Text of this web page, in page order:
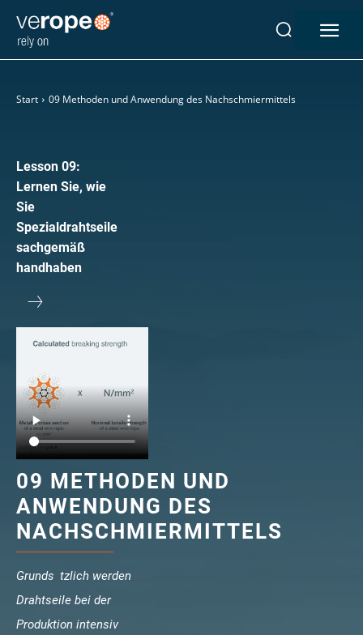
Seile
verotop
verotop S
verotop E
vero 4
verostar 8
veropower 8
verosteel 8
Ropecheck
Unternehmen
verope Wordwide
Future
Aktuelles
DE
English
Kontakt Händler
Start 09 Methoden und Anwendung des Nachschmiermittels
Lesson 09:
Lernen Sie, wie
Sie
Spezialdrahtseile
sachgemäß
handhaben
09 METHODEN UND
ANWENDUNG DES
NACHSCHMIERMITTELS
Grunds tzlich werden
Drahtseile bei der
Produktion intensiv